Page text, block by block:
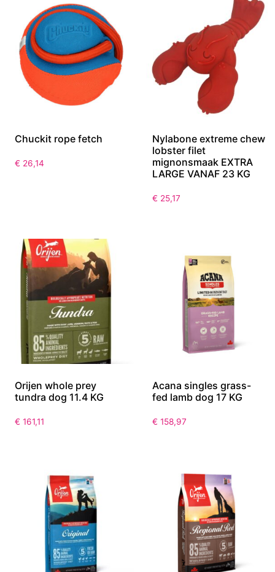
Chuckit rope fetch
€ 26,14
Nylabone extreme chew
lobster filet
mignonsmaak EXTRA
LARGE VANAF 23 KG
€ 25,17
Orijen whole prey
tundra dog 11.4 KG
€ 161,11
Acana singles grass-
fed lamb dog 17 KG
€ 158,97